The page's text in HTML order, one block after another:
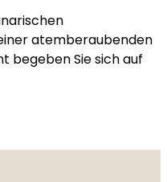
atemberaubenden
begeben Sie sich auf